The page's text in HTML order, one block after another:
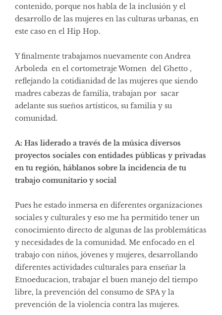
contenido, porque nos habla de la inclusión y el
desarrollo de las mujeres en las culturas urbanas, en
este caso en el Hip Hop.
Y finalmente trabajamos nuevamente con Andrea
Arboleda en el cortometraje Women del Ghetto ,
reflejando la cotidianidad de las mujeres que siendo
madres cabezas de familia, trabajan por sacar
adelante sus sueños artísticos, su familia y su
comunidad.
A: Has liderado a través de la música diversos
proyectos sociales con entidades públicas y privadas
en tu región, háblanos sobre la incidencia de tu
trabajo comunitario y social
Pues he estado inmersa en diferentes organizaciones
sociales y culturales y eso me ha permitido tener un
conocimiento directo de algunas de las problemáticas
y necesidades de la comunidad. Me enfocado en el
trabajo con niños, jóvenes y mujeres, desarrollando
diferentes actividades culturales para enseñar la
Etnoeducacion, trabajar el buen manejo del tiempo
libre, la prevención del consumo de SPA y la
prevención de la violencia contra las mujeres.